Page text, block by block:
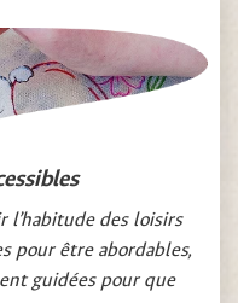
l’habitude des loisirs
pour être abordables,
guidées pour que